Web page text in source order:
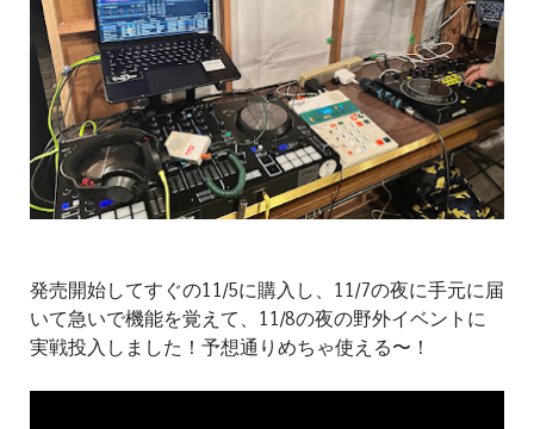
発売開始してすぐの11/5に購入し、11/7の夜に手元に届
いて急いで機能を覚えて、11/8の夜の野外イベントに
実戦投入しました！予想通りめちゃ使える〜！